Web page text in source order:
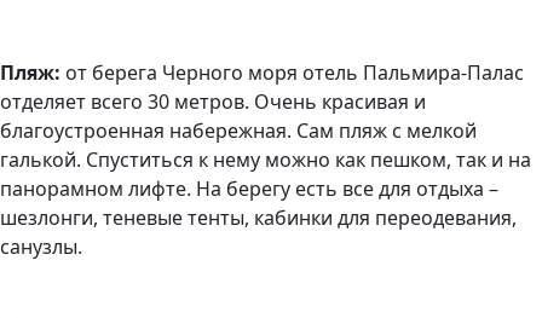
Пляж: от берега Черного моря отель Пальмира-Палас
отделяет всего 30 метров. Очень красивая и
благоустроенная набережная. Сам пляж с мелкой
галькой. Спуститься к нему можно как пешком, так и на
панорамном лифте. На берегу есть все для отдыха –
шезлонги, теневые тенты, кабинки для переодевания,
санузлы.